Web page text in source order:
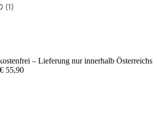
(1)
– Lieferung nur innerhalb Österreichs
55,90